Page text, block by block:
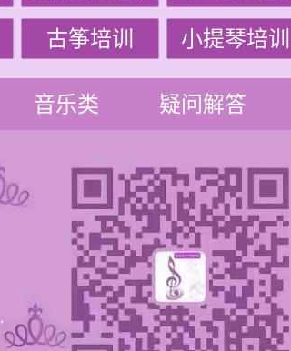
古筝培训 小提琴培训
音乐类 疑问解答